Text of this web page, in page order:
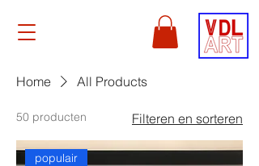
Home All Products
50 producten Filteren en sorteren
populair